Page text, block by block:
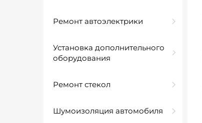
Ремонт автоэлектрики
Установка дополнительного
оборудования
Ремонт стекол
Шумоизоляция автомобиля